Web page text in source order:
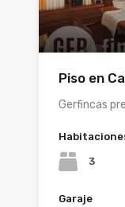
Piso en
Gerfincas
3
Garaje